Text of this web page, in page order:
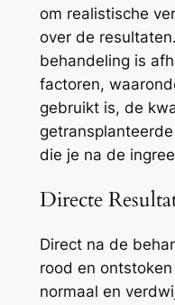
om realistische
over de
behandeling is
factoren,
gebruikt is, de
die je na de
Directe
Direct na de
rood en
normaal en